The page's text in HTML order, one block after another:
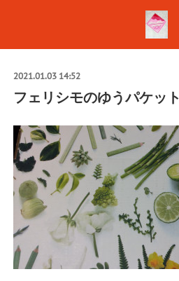
2021.01.03 14:52
フェリシモのゆうパケット